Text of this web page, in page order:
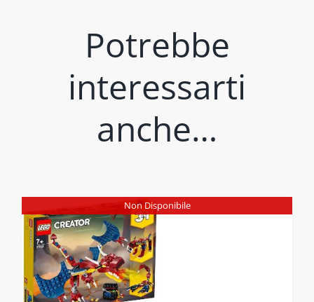
Potrebbe
interessarti
anche…
Non Disponibile